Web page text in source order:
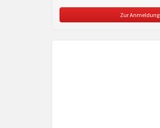
Zur Anmeldung